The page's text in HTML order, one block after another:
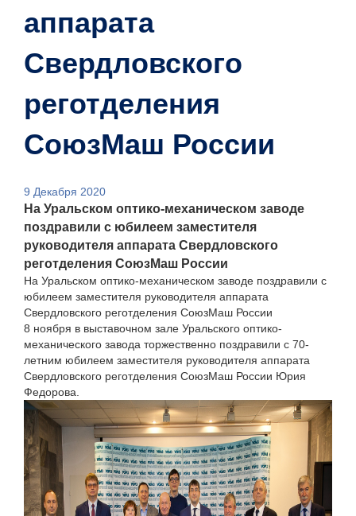
аппарата
Свердловского
реготделения
СоюзМаш России
9 Декабря 2020
На Уральском оптико-механическом заводе
поздравили с юбилеем заместителя
руководителя аппарата Свердловского
реготделения СоюзМаш России
На Уральском оптико-механическом заводе поздравили с
юбилеем заместителя руководителя аппарата
Свердловского реготделения СоюзМаш России
8 ноября в выставочном зале Уральского оптико-
механического завода торжественно поздравили с 70-
летним юбилеем заместителя руководителя аппарата
Свердловского реготделения СоюзМаш России Юрия
Федорова.